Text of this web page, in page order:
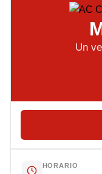
Un
HORARIO